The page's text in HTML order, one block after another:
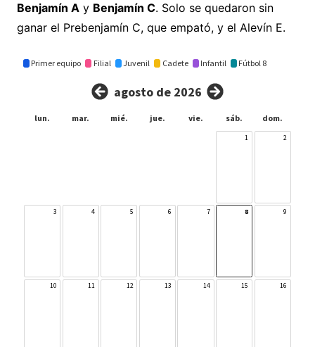
Benjamín Ay Benjamín C. Solo se quedaron sin
ganar el Prebenjamín C, que empató, y el Alevín E.